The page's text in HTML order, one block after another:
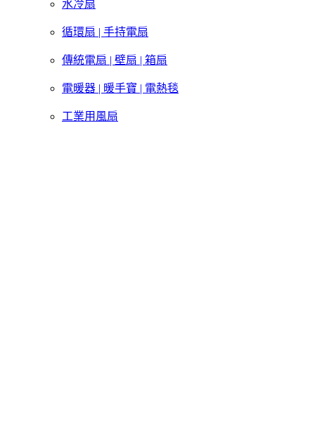
水冷扇
循環扇 | 手持電扇
傳統電扇 | 壁扇 | 箱扇
電暖器 | 暖手寶 | 電熱毯
工業用風扇